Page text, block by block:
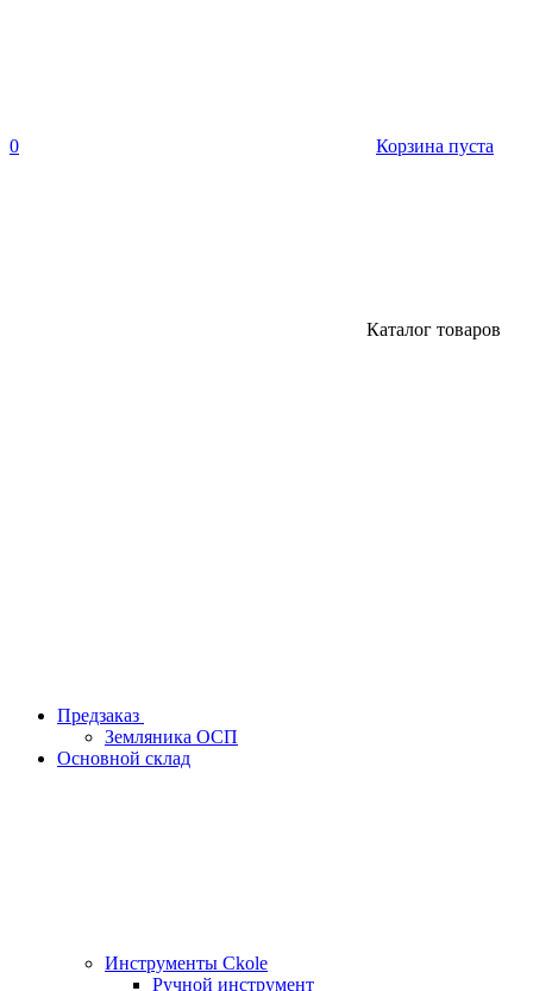
0 Корзина пуста
Каталог товаров
Предзаказ
Земляника ОСП
Основной склад
Инструменты Ckole
Ручной инструмент